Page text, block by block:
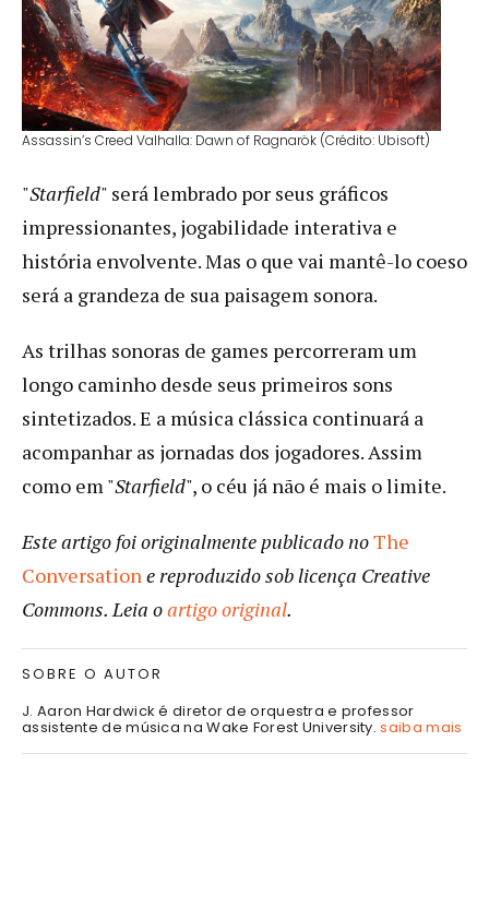
Assassin’s Creed Valhalla: Dawn of Ragnarök (Crédito: Ubisoft)
"Starfield" será lembrado por seus gráficos
impressionantes, jogabilidade interativa e
história envolvente. Mas o que vai mantê-lo coeso
será a grandeza de sua paisagem sonora.
As trilhas sonoras de games percorreram um
longo caminho desde seus primeiros sons
sintetizados. E a música clássica continuará a
acompanhar as jornadas dos jogadores. Assim
como em "Starfield", o céu já não é mais o limite.
Este artigo foi originalmente publicado noThe
Conversatione reproduzido sob licença Creative
Commons. Leia oartigo original.
SOBRE O AUTOR
J. Aaron Hardwick é diretor de orquestra e professor
assistente de música na Wake Forest University.saiba mais